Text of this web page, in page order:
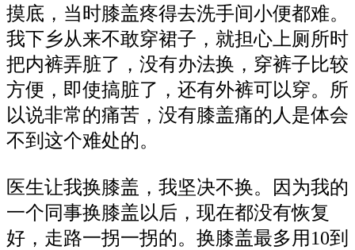
摸底，当时膝盖疼得去洗手间小便都难。
我下乡从来不敢穿裙子，就担心上厕所时
把内裤弄脏了，没有办法换，穿裤子比较
方便，即使搞脏了，还有外裤可以穿。所
以说非常的痛苦，没有膝盖痛的人是体会
不到这个难处的。
医生让我换膝盖，我坚决不换。因为我的
一个同事换膝盖以后，现在都没有恢复
好，走路一拐一拐的。换膝盖最多用10到